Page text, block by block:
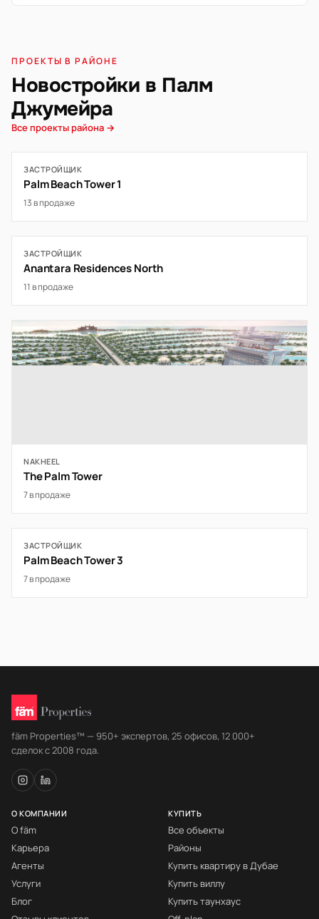
ПРОЕКТЫ В РАЙОНЕ
Новостройки в Палм
Джумейра
Все проекты района →
ЗАСТРОЙЩИК
Palm Beach Tower 1
13 в продаже
ЗАСТРОЙЩИК
Anantara Residences North
11 в продаже
NAKHEEL
The Palm Tower
7 в продаже
ЗАСТРОЙЩИК
Palm Beach Tower 3
7 в продаже
fäm Properties™ — 950+ экспертов, 25 офисов, 12 000+
сделок с 2008 года.
О КОМПАНИИ
О fäm
Карьера
Агенты
Услуги
Блог
КУПИТЬ
Все объекты
Районы
Купить квартиру в Дубае
Купить виллу
Купить таунхаус